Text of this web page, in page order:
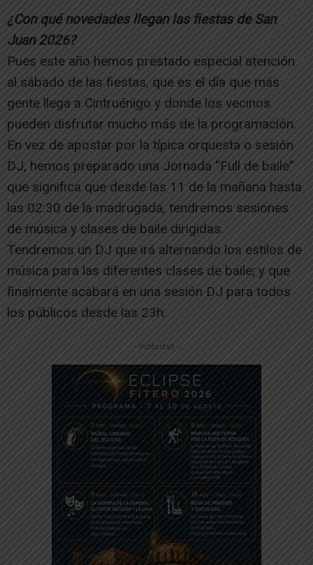
¿Con qué novedades llegan las fiestas de San
Juan 2026?
Pues este año hemos prestado especial atención
al sábado de las fiestas, que es el día que más
gente llega a Cintruénigo y donde los vecinos
pueden disfrutar mucho más de la programación.
En vez de apostar por la típica orquesta o sesión
DJ, hemos preparado una Jornada “Full de baile”
que significa que desde las 11 de la mañana hasta
las 02:30 de la madrugada, tendremos sesiones
de música y clases de baile dirigidas.
Tendremos un DJ que irá alternando los estilos de
música para las diferentes clases de baile; y que
finalmente acabará en una sesión DJ para todos
los públicos desde las 23h.
-- Publicidad --